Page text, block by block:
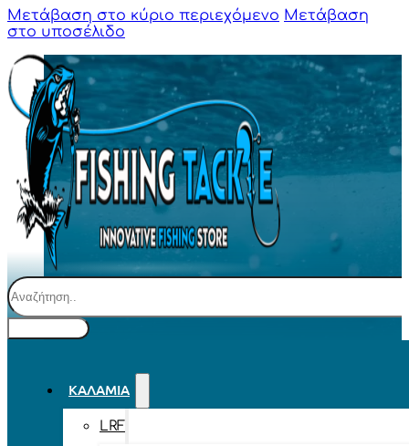
Μετάβαση στο κύριο περιεχόμενο Μετάβαση
στο υποσέλιδο
Αναζήτηση
ΚΑΛΆΜΙΑ
LRF